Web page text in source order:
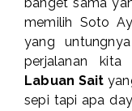
banget sama
memilih Soto
yang
perjalanan
Labuan Sait
sepi tapi apa